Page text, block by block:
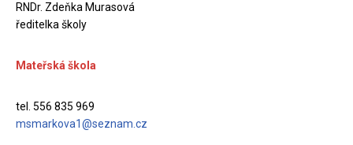
RNDr. Zdeňka Murasová
ředitelka školy
Mateřská škola
tel. 556 835 969
msmarkova1@seznam.cz